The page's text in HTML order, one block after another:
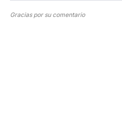
Gracias por su comentario